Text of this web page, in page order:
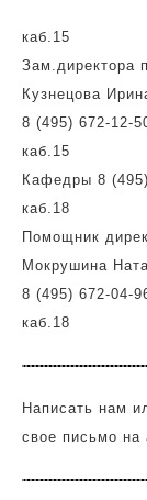
каб.15
Зам.директора
Кузнецова
8 (495) 672-12-
каб.15
Кафедры 8
каб.18
Помощник
Мокрушина
8 (495) 672-04-
каб.18
Написать нам
свое письмо на